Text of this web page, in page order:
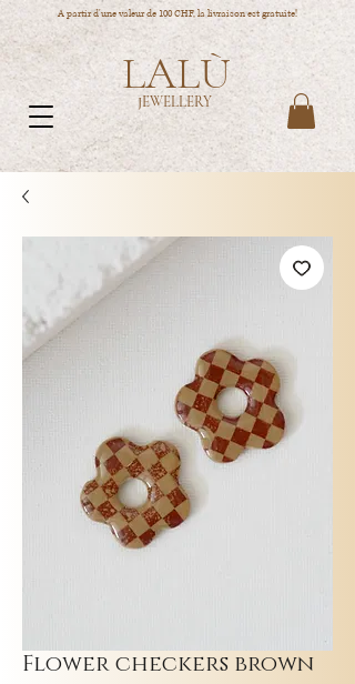
A partir d'une valeur de 100 CHF, la livraison est gratuite!
LALÙ
JEWELLERY
Flower checkers brown